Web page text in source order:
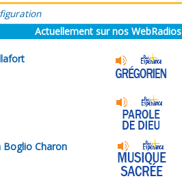
Actuellement sur nos WebRadios
Boglio Charon